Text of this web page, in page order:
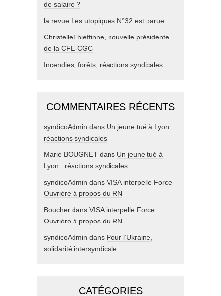
de salaire ?
la revue Les utopiques N°32 est parue
ChristelleThieffinne, nouvelle présidente
de la CFE-CGC
Incendies, forêts, réactions syndicales
COMMENTAIRES RÉCENTS
syndicoAdmin dans Un jeune tué à Lyon :
réactions syndicales
Marie BOUGNET dans Un jeune tué à
Lyon : réactions syndicales
syndicoAdmin dans VISA interpelle Force
Ouvrière à propos du RN
Boucher dans VISA interpelle Force
Ouvrière à propos du RN
syndicoAdmin dans Pour l’Ukraine,
solidarité intersyndicale
CATÉGORIES